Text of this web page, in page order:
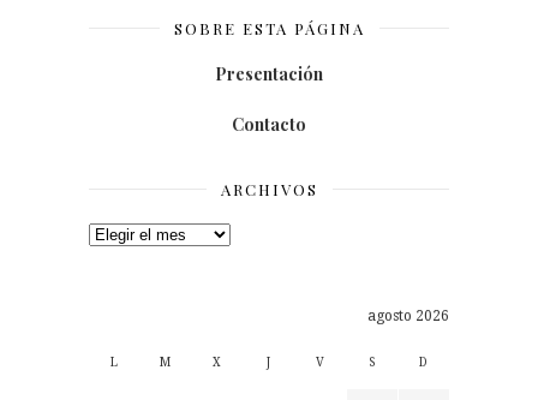
SOBRE ESTA PÁGINA
Presentación
Contacto
ARCHIVOS
Archivos
agosto 2026
L M X J V S D